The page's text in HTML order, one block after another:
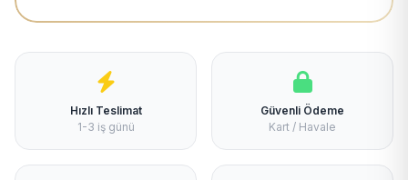
Hızlı Teslimat
1-3 iş günü
Güvenli Ödeme
Kart / Havale